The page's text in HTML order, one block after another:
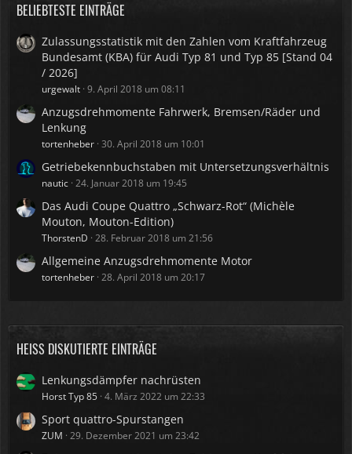
BELIEBTESTE EINTRÄGE
Zulassungsstatistik mit den Zahlen vom Kraftfahrzeug
Bundesamt (KBA) für Audi Typ 81 und Typ 85 [Stand 04
/ 2026]
urgewalt 9. April 2018 um 08:11
Anzugsdrehmomente Fahrwerk, Bremsen/Räder und
Lenkung
tortenheber 30. April 2018 um 10:01
Getriebekennbuchstaben mit Untersetzungsverhältnis
nautic 24. Januar 2018 um 19:45
Das Audi Coupe Quattro „Schwarz-Rot“ (Michèle
Mouton, Mouton-Edition)
ThorstenD 28. Februar 2018 um 21:56
Allgemeine Anzugsdrehmomente Motor
tortenheber 28. April 2018 um 20:17
HEISS DISKUTIERTE EINTRÄGE
Lenkungsdämpfer nachrüsten
Horst Typ 85 4. März 2022 um 22:33
Sport quattro-Spurstangen
ZUM 29. Dezember 2021 um 23:42